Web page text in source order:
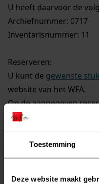
Toestemming
Deze website maakt
U heeft daarvoor de
Archiefnummer: 0717
Inventarisnummer: 11
Reserveren:
U kunt de gewenste
website van het WFA.
Op de aangegeven
stukken om 9.30 uur